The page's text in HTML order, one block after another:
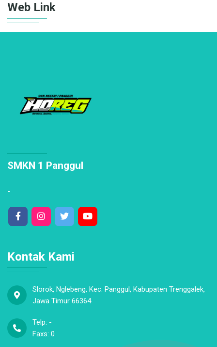
Web Link
SMKN 1 Panggul
-
Kontak Kami
Slorok, Nglebeng, Kec. Panggul, Kabupaten Trenggalek,
Jawa Timur 66364
Telp: -
Faxs: 0